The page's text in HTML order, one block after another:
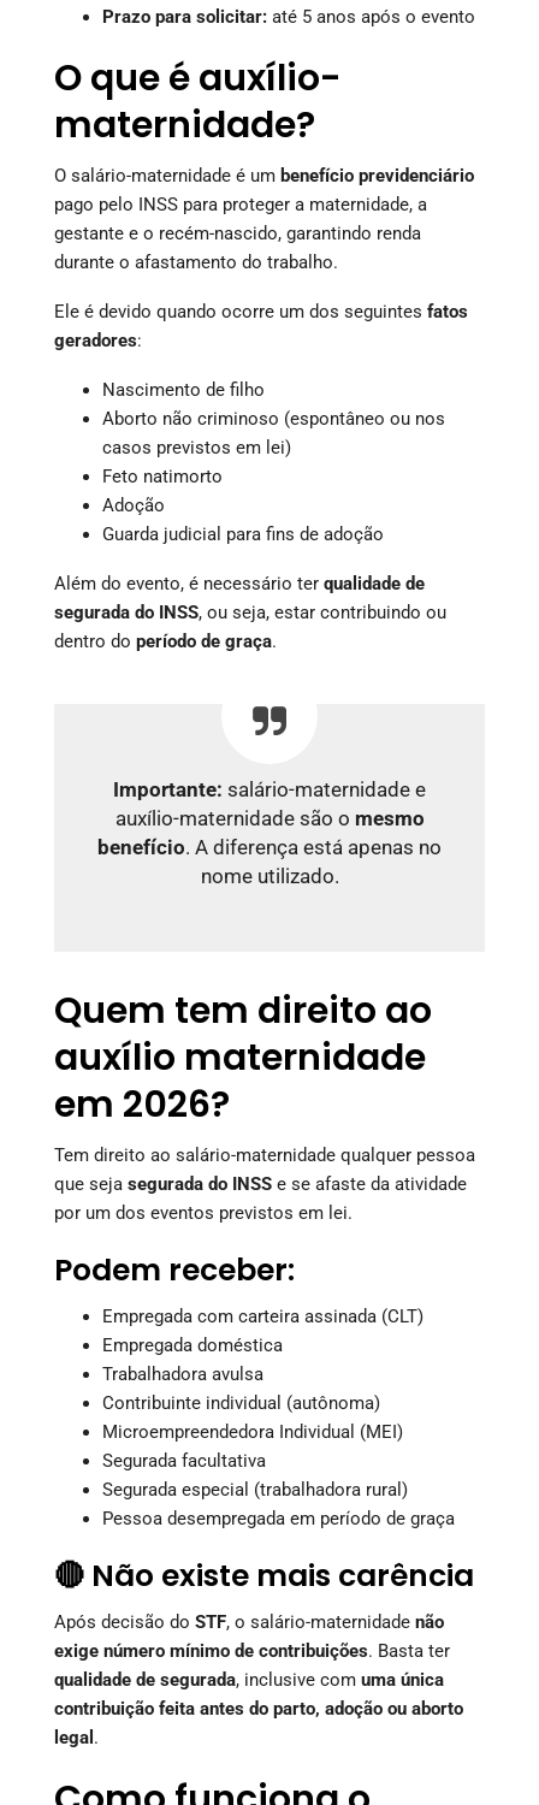
Prazo para solicitar: até 5 anos após o evento
O que é auxílio-
maternidade?
O salário-maternidade é um benefício previdenciário
pago pelo INSS para proteger a maternidade, a
gestante e o recém-nascido, garantindo renda
durante o afastamento do trabalho.
Ele é devido quando ocorre um dos seguintes fatos
geradores:
Nascimento de filho
Aborto não criminoso (espontâneo ou nos
casos previstos em lei)
Feto natimorto
Adoção
Guarda judicial para fins de adoção
Além do evento, é necessário ter qualidade de
segurada do INSS, ou seja, estar contribuindo ou
dentro do período de graça.
Importante: salário-maternidade e
auxílio-maternidade são o mesmo
benefício. A diferença está apenas no
nome utilizado.
Quem tem direito ao
auxílio maternidade
em 2026?
Tem direito ao salário-maternidade qualquer pessoa
que seja segurada do INSS e se afaste da atividade
por um dos eventos previstos em lei.
Podem receber:
Empregada com carteira assinada (CLT)
Empregada doméstica
Trabalhadora avulsa
Contribuinte individual (autônoma)
Microempreendedora Individual (MEI)
Segurada facultativa
Segurada especial (trabalhadora rural)
Pessoa desempregada em período de graça
🔴 Não existe mais carência
Após decisão do STF, o salário-maternidade não
exige número mínimo de contribuições. Basta ter
qualidade de segurada, inclusive com uma única
contribuição feita antes do parto, adoção ou aborto
legal .